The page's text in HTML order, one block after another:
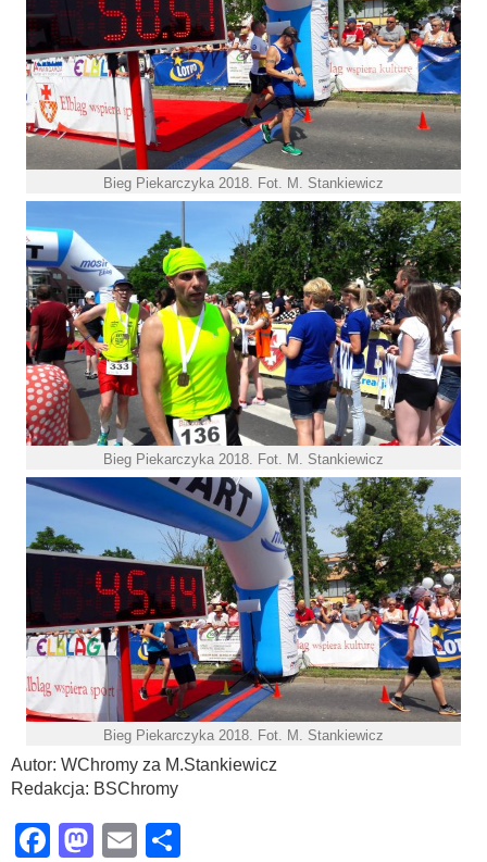
Bieg Piekarczyka 2018. Fot. M. Stankiewicz
Bieg Piekarczyka 2018. Fot. M. Stankiewicz
Bieg Piekarczyka 2018. Fot. M. Stankiewicz
Autor: WChromy za M.Stankiewicz
Redakcja: BSChromy
Facebook
Mastodon
Email